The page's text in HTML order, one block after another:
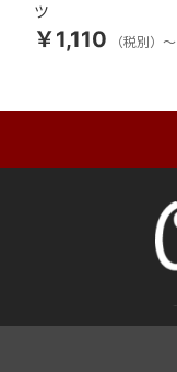
ツ
￥1,110 （税別）～